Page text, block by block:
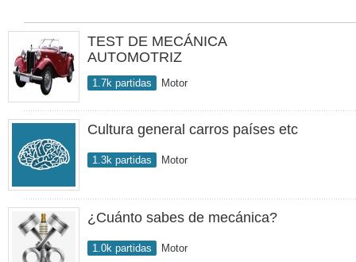
TEST DE MECÁNICA
AUTOMOTRIZ
1.7k partidas Motor
Cultura general carros países etc
1.3k partidas Motor
¿Cuánto sabes de mecánica?
1.0k partidas Motor